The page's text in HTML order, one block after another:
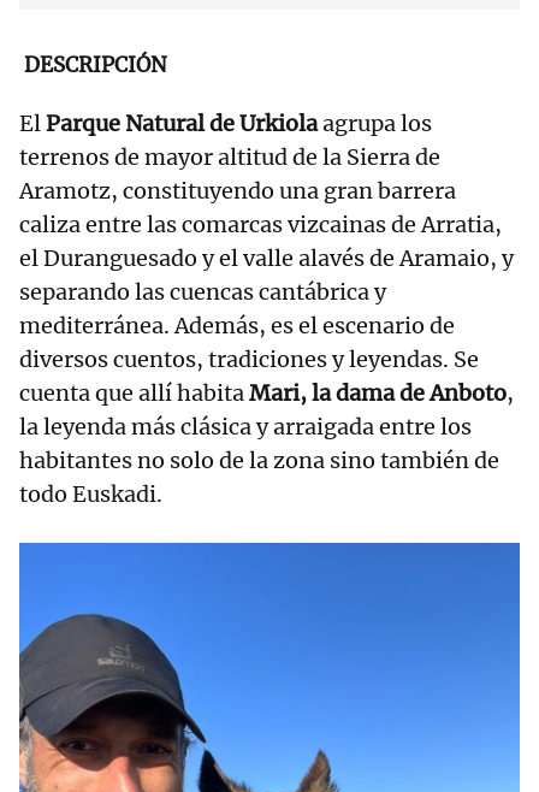
DESCRIPCIÓN
ElParque Natural de Urkiolaagrupa los
terrenos de mayor altitud de la Sierra de
Aramotz, constituyendo una gran barrera
caliza entre las comarcas vizcainas de Arratia,
el Duranguesado y el valle alavés de Aramaio, y
separando las cuencas cantábrica y
mediterránea. Además, es el escenario de
diversos cuentos, tradiciones y leyendas. Se
cuenta que allí habitaMari, la dama de Anboto,
la leyenda más clásica y arraigada entre los
habitantes no solo de la zona sino también de
todo Euskadi.